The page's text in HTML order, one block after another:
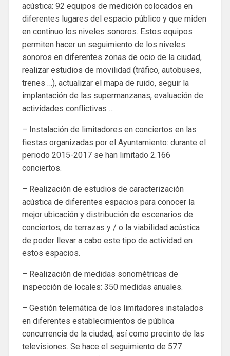
acústica: 92 equipos de medición colocados en
diferentes lugares del espacio público y que miden
en continuo los niveles sonoros. Estos equipos
permiten hacer un seguimiento de los niveles
sonoros en diferentes zonas de ocio de la ciudad,
realizar estudios de movilidad (tráfico, autobuses,
trenes …), actualizar el mapa de ruido, seguir la
implantación de las supermanzanas, evaluación de
actividades conflictivas …
– Instalación de limitadores en conciertos en las
fiestas organizadas por el Ayuntamiento: durante el
periodo 2015-2017 se han limitado 2.166
conciertos.
– Realización de estudios de caracterización
acústica de diferentes espacios para conocer la
mejor ubicación y distribución de escenarios de
conciertos, de terrazas y / o la viabilidad acústica
de poder llevar a cabo este tipo de actividad en
estos espacios.
– Realización de medidas sonométricas de
inspección de locales: 350 medidas anuales.
– Gestión telemática de los limitadores instalados
en diferentes establecimientos de pública
concurrencia de la ciudad, así como precinto de las
televisiones. Se hace el seguimiento de 577